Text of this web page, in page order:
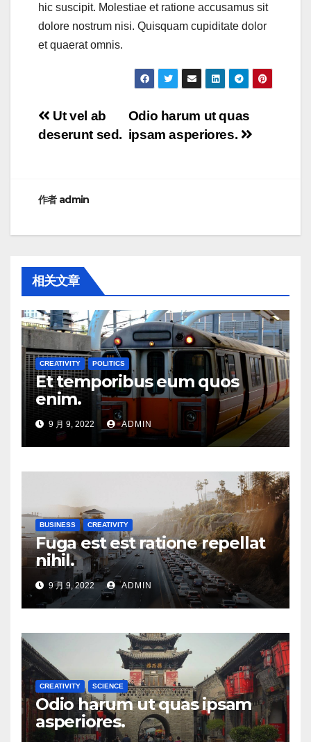
hic suscipit. Molestiae et ratione accusamus sit
dolore nostrum nisi. Quisquam cupiditate dolor
et quaerat omnis.
文
航
Odio harum ut quas
ipsam asperiores.
Ut vel ab
deserunt sed.
作者 admin
相关文章
CREATIVITY POLITICS
Et temporibus eum quos
enim.
9 月 9, 2022 ADMIN
BUSINESS CREATIVITY
Fuga est est ratione repellat
nihil.
9 月 9, 2022 ADMIN
CREATIVITY SCIENCE
Odio harum ut quas ipsam
asperiores.